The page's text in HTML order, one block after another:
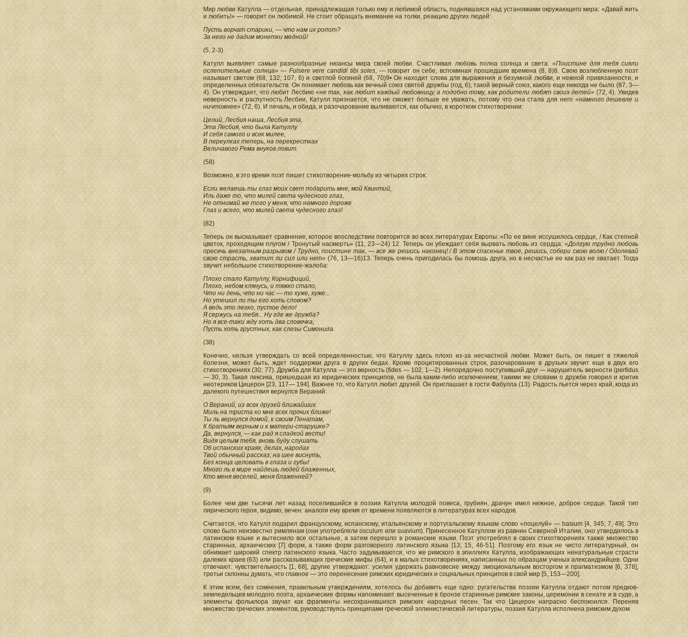
Мир любви Катулла — отдельная, принадлежащая только ему и любимой область, поднявшаяся над установками окружающего мира: «Давай жить
и любить!» — говорит он любимой. Не стоит обращать внимание на толки, реакцию других людей:
Пусть ворчат старики, — что нам их ропот?
За него не дадим монетки медной!
(5, 2-3)
Катулл выявляет самые разнообразные нюансы мира своей любви. Счастливая любовь полна солнца и света. «Поистине для тебя сияли
ослепительные солнца»— Fulsere vere candidi tibi soles, — говорит он себе, вспоминая прошедшие времена (8, 8)8. Свою возлюбленную поэт
называет светом (68, 132; 107, 6) и светлой богиней (68, 70)9• Он находит слова для выражения и безумной любви, и нежной привязанности, и
определенных обязательств. Он понимает любовь как вечный союз святой дружбы (год, 6), такой верный союз, какого еще никогда не было (87, 3—
4). Он утверждает, что любит Лесбию «не так, как любит каждый любовницу, а подобно тому, как родители любят своих детей» (72, 4). Увидев
неверность и распутность Лесбии, Катулл признается, что не сможет больше ее уважать, потому что она стала для него «намного дешевле и
ничтожнее» (72, 6). И печаль, и обида, и разочарование выливаются, как обычно, в коротком стихотворении:
Целий, Лесбия наша, Лесбия эта,
Эта Лесбия, что была Катуллу
И себя самого и всех милее,
В переулках теперь, на перекрестках
Величавого Рема внуков ловит.
(58)
Возможно, в это время поэт пишет стихотворение-мольбу из четырех строк:
Если желаешь ты глаз моих свет подарить мне, мой Квинтий,
Иль даже то, что милей света чудесного глаз,
Не отнимай же того у меня, что намного дороже
Глаз и всего, что милей света чудесного глаз!
(82)
Теперь он высказывает сравнение, которое впоследствии повторится во всех литературах Европы: «По ее вине иссушилось сердце, / Как степной
цветок, проходящим плугом / Тронутый насмерть» (11, 23—24) 12. Теперь он убеждает себя вырвать любовь из сердца: «Долгую трудно любовь
пресечь внезапным разрывом / Трудно, поистине так, — все же решись наконец! / В этом спасенье твое, решись, собери свою волю / Одолевай
свою страсть, хватит ли сил или нет»(76, 13—16)13. Теперь очень пригодилась бы помощь друга, но в несчастье ее как раз не хватает. Тогда
звучит небольшое стихотворение-жалоба:
Плохо стало Катуллу, Корнифиций,
Плохо, небом клянусь, и тяжко стало,
Что ни день, что ни час — то хуже, хуже...
Но утешил ли ты его хоть словом?
А ведь это легко, пустое дело!
Я сержусь на тебя... Ну где же дружба?
Но я все-таки жду хоть два словечка,
Пусть хоть грустных, как слезы Симонида.
(З8)
Конечно, нельзя утверждать со всей определенностью, что Катуллу здесь плохо из-за несчастной любви. Может быть, он пишет в тяжелой
болезни, может быть, ждет поддержки друга в других бедах. Кроме процитированных строк, разочарование в друзьях звучит еще в двух его
стихотворениях (30; 77). Дружба для Катулла — это верность (fides — 102, 1—2). Непорядочно поступивший друг — нарушитель верности (perfidus
— 30, 3). Такая лексика, пришедшая из юридических принципов, не была каким-либо исключением, такими же словами о дружбе говорил и критик
неотериков Цицерон [23, 117— 194]. Важнее то, что Катулл любит друзей. Он приглашает в гости Фабулла (13). Радость льется через край, когда из
далекого путешествия вернулся Вераний:
О Вераний, из всех друзей ближайших
Миль на триста ко мне всех прочих ближе!
Ты ль вернулся домой, к своим Пенатам,
К братьям верным и к матери-старушке?
Да, вернулся, — как рад я сладкой вести!
Видя целым тебя, вновь буду слушать
Об испанских краях, делах, народах
Твой обычный рассказ; на шее виснуть,
Без конца целовать в глаза и губы!
Много ль в мире найдешь людей блаженных,
Кто меня веселей, меня блаженней?
(9)
Более чем две тысячи лет назад поселившийся в поэзии Катулла молодой повеса, грубиян, драчун имел нежное, доброе сердце. Такой тип
лирического героя, видимо, вечен: аналоги ему время от времени появляются в литературах всех народов.
Считается, что Катулл подарил французскому, испанскому, итальянскому и португальскому языкам слово «поцелуй» — basium [4, 345; 7, 49]. Это
слово было неизвестно римлянам (они употребляли osculum или suavium). Принесенное Катуллом из равнин Северной Италии, оно утвердилось в
латинском языке и вытеснило все остальные, а затем перешло в романские языки. Поэт употреблял в своих стихотворениях также множество
старинных, архаических [7] форм, а также форм разговорного латинского языка [13; 15, 46-51]. Поэтому его язык не чисто литературный, он
обнимает широкий спектр латинского языка. Часто задумываются, что же римского в эпиллиях Катулла, изображающих ненатуральные страсти
далеких краев (63) или рассказывающих греческие мифы (64), и в малых стихотворениях, написанных по образцам ученых александрийцев. Одни
отвечают: чувствительность [1, 68], другие утверждают: усилия удержать равновесие между эмоциональным восторгом и прагматизмом [6, 378],
третьи склонны думать, что главное — это перенесение римских юридических и социальных принципов в свой мир [5, 153—200].
К этим всем, без сомнения, правильным утверждениям, хотелось бы добавить еще одно: ругательства поэзии Катулла отдают потом предков-
земледельцев молодого поэта, архаические формы напоминают высеченные в бронзе старинные римские законы, церемонии в сенате и в суде, а
элементы фольклора звучат как фрагменты несохранившихся римских народных песен. Так что Цицерон напрасно беспокоился. Переняв
множество греческих элементов, руководствуясь принципами греческой эллинистической литературы, поэзия Катулла исполнена римским духом.